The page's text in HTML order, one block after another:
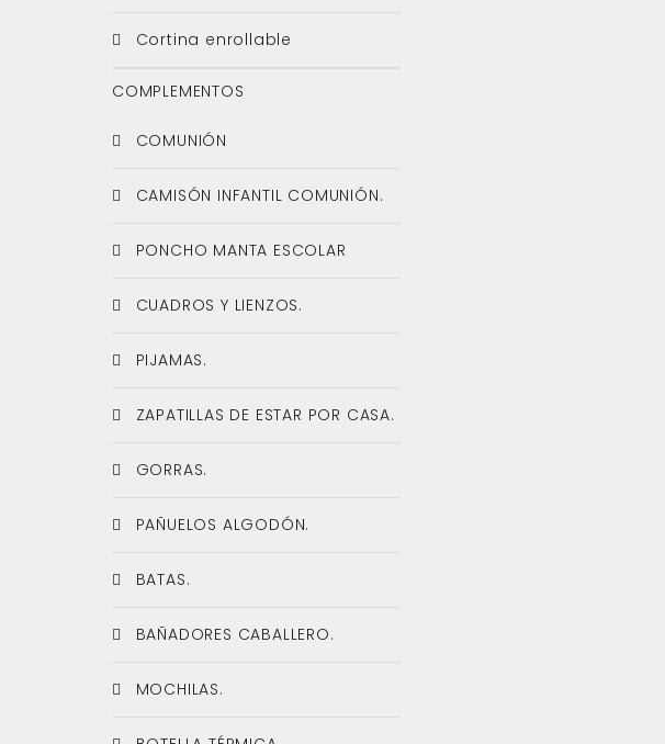
Cortina enrollable
COMPLEMENTOS
COMUNIÓN
CAMISÓN INFANTIL COMUNIÓN.
PONCHO MANTA ESCOLAR
CUADROS Y LIENZOS.
PIJAMAS.
ZAPATILLAS DE ESTAR POR CASA.
GORRAS.
PAÑUELOS ALGODÓN.
BATAS.
BAÑADORES CABALLERO.
MOCHILAS.